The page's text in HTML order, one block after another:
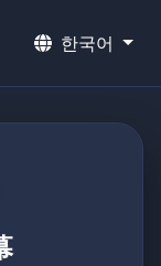
한국어